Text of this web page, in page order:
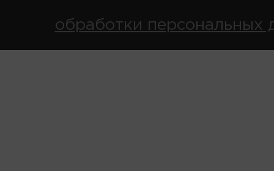
обработки персональных